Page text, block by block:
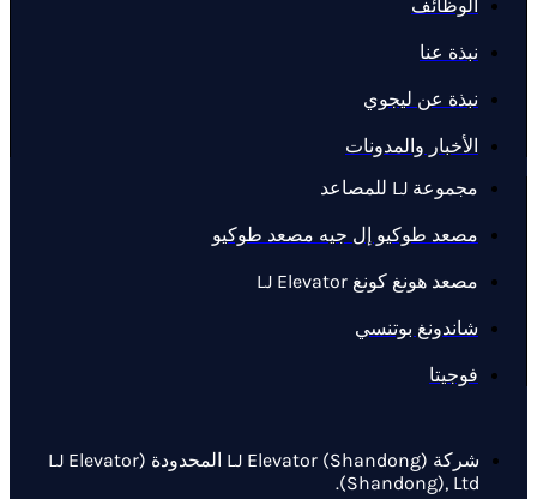
الوظائف
نبذة عنا
نبذة عن ليجوي
الأخبار والمدونات
مجموعة LJ للمصاعد
مصعد طوكيو إل جيه مصعد طوكيو
مصعد هونغ كونغ LJ Elevator
شاندونغ بوتنسي
فوجيتا
شركة LJ Elevator (Shandong) المحدودة (LJ Elevator
(Shandong), Ltd.